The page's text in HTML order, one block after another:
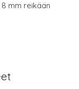
mm reikään